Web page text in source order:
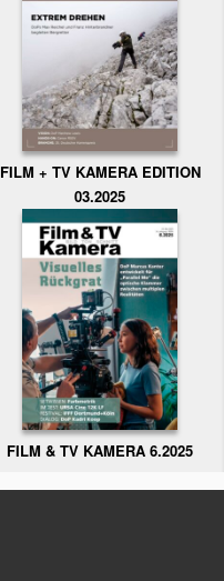
FILM + TV KAMERA EDITION
03.2025
FILM & TV KAMERA 6.2025